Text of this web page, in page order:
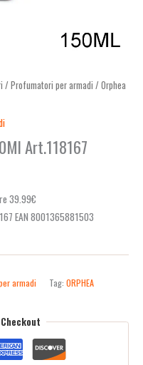
/ Profumatori per armadi / Orphea
Art.118167
39.99€
EAN 8001365881503
armadi Tag: ORPHEA